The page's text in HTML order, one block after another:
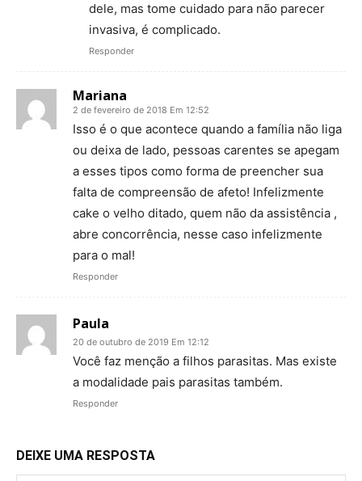
dele, mas tome cuidado para não parecer
invasiva, é complicado.
Responder
Mariana
2 de fevereiro de 2018 Em 12:52
Isso é o que acontece quando a família não liga
ou deixa de lado, pessoas carentes se apegam
a esses tipos como forma de preencher sua
falta de compreensão de afeto! Infelizmente
cake o velho ditado, quem não da assistência ,
abre concorrência, nesse caso infelizmente
para o mal!
Responder
Paula
20 de outubro de 2019 Em 12:12
Você faz menção a filhos parasitas. Mas existe
a modalidade pais parasitas também.
Responder
DEIXE UMA RESPOSTA